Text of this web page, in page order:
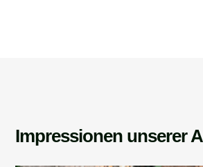
Impressionen unserer